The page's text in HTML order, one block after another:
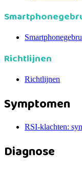
Richtlijnen
Richtlijnen
Symptomen
RSI-klachten:
Diagnose